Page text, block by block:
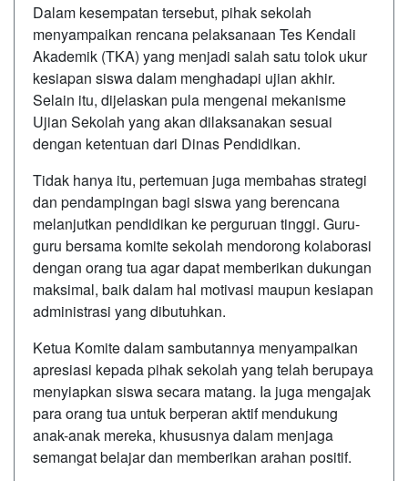
Dalam kesempatan tersebut, pihak sekolah
menyampaikan rencana pelaksanaan Tes Kendali
Akademik (TKA) yang menjadi salah satu tolok ukur
kesiapan siswa dalam menghadapi ujian akhir.
Selain itu, dijelaskan pula mengenai mekanisme
Ujian Sekolah yang akan dilaksanakan sesuai
dengan ketentuan dari Dinas Pendidikan.
Tidak hanya itu, pertemuan juga membahas strategi
dan pendampingan bagi siswa yang berencana
melanjutkan pendidikan ke perguruan tinggi. Guru-
guru bersama komite sekolah mendorong kolaborasi
dengan orang tua agar dapat memberikan dukungan
maksimal, baik dalam hal motivasi maupun kesiapan
administrasi yang dibutuhkan.
Ketua Komite dalam sambutannya menyampaikan
apresiasi kepada pihak sekolah yang telah berupaya
menyiapkan siswa secara matang. Ia juga mengajak
para orang tua untuk berperan aktif mendukung
anak-anak mereka, khususnya dalam menjaga
semangat belajar dan memberikan arahan positif.